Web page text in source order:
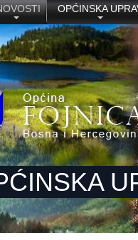
OPĆINSKA